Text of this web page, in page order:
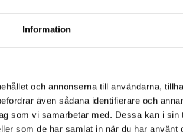
Information
och annonserna till användarna,
även sådana identifierare och
som vi samarbetar med. Dessa kan i sin
som de har samlat in när du har använt